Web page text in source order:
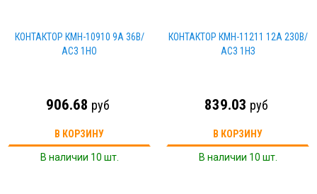
КОНТАКТОР КМН-10910 9А 36В/
АС3 1НО
906.68 руб
В КОРЗИНУ
В наличии 10 шт.
КОНТАКТОР КМН-11211 12А 230В/
АС3 1НЗ
839.03 руб
В КОРЗИНУ
В наличии 10 шт.